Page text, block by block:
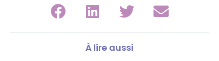
À lire aussi